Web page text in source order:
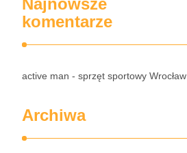
Najnowsze
komentarze
active man - sprzęt sportowy Wrocław
Archiwa